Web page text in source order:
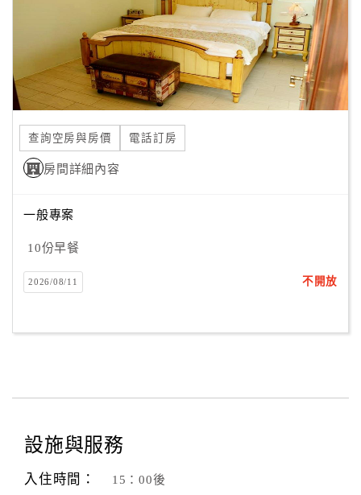
查詢空房與房價 電話訂房
房間詳細內容
一般專案
10份早餐
2026/08/11 不開放
設施與服務
入住時間： 15：00後